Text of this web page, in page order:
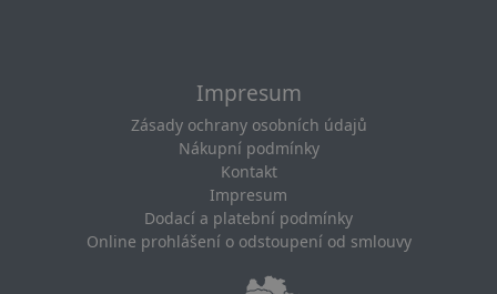
Impresum
Zásady ochrany osobních údajů
Nákupní podmínky
Kontakt
Impresum
Dodací a platební podmínky
Online prohlášení o odstoupení od smlouvy